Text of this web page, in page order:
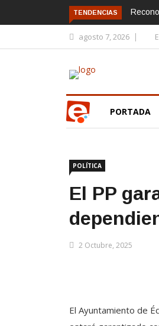
TENDENCIAS
agosto 7, 2026
PORTADA
POLÍTICA
El PP
2 Octubre, 2025
El Ayuntamiento de